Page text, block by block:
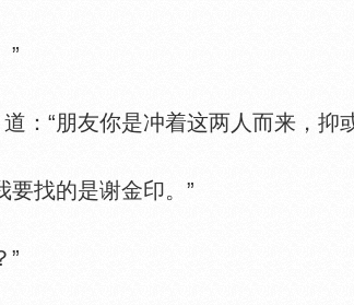
”
“朋友你是冲着这两人而来，抑
找的是谢金印。”
”